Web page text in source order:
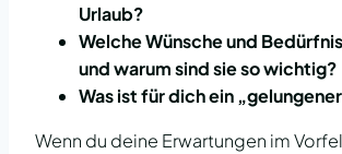
Urlaub?
Welche Wünsche und
und warum sind sie so wichtig?
Was ist für dich ein
Wenn du deine Erwartungen im